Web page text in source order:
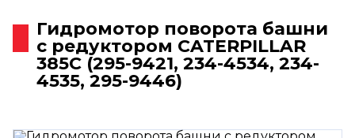
ЦЕНЫ
КОНТАКТЫ
Гидромотор поворота башни
с редуктором CATERPILLAR
385C (295-9421, 234-4534, 234-
4535, 295-9446)